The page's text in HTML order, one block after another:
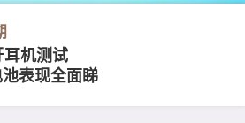
机测试
表现全面睇